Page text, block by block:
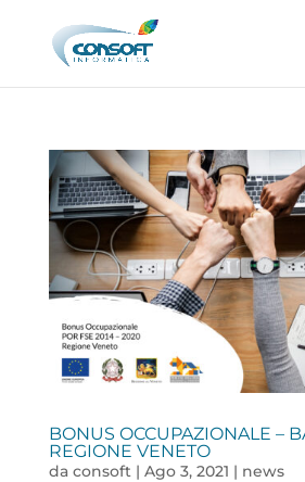
BONUS OCCUPAZIONALE –
REGIONE VENETO
da consoft| Ago 3, 2021 | news